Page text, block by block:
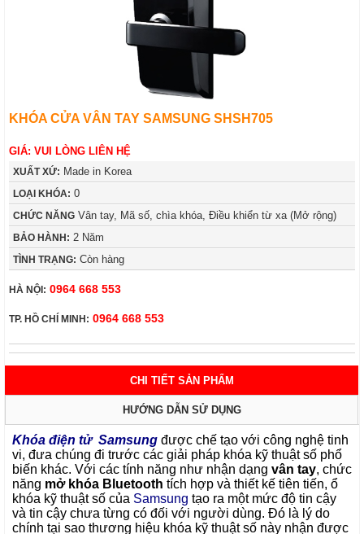
KHÓA CỬA VÂN TAY SAMSUNG SHSH705
GIÁ: VUI LÒNG LIÊN HỆ
XUẤT XỨ: Made in Korea
LOẠI KHÓA: 0
CHỨC NĂNG Vân tay, Mã số, chìa khóa, Điều khiển từ xa (Mở rộng)
BẢO HÀNH: 2 Năm
TÌNH TRẠNG: Còn hàng
HÀ NỘI: 0964 668 553
TP. HỒ CHÍ MINH: 0964 668 553
CHI TIẾT SẢN PHẨM
HƯỚNG DẪN SỬ DỤNG
Khóa điện tử Samsungđược chế tạo với công nghệ tinh
vi, đưa chúng đi trước các giải pháp khóa kỹ thuật số phổ
biến khác. Với các tính năng như nhận dạng vân tay, chức
năng mở khóa Bluetooth tích hợp và thiết kế tiên tiến, ổ
khóa kỹ thuật số của Samsung tạo ra một mức độ tin cậy
và tin cậy chưa từng có đối với người dùng. Đó là lý do
chính tại sao thương hiệu khóa kỹ thuật số này nhận được